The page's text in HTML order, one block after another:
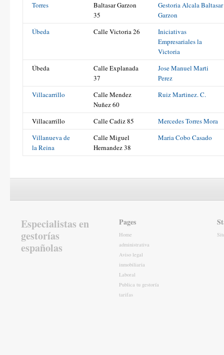
Torres
Baltasar Garzon
35
Gestoria Alcala Baltasar
Garzon
Úbeda
Calle Victoria 26
Iniciativas
Empresariales la
Victoria
Úbeda
Calle Explanada
37
Jose Manuel Marti
Perez
Villacarrillo
Calle Mendez
Nuñez 60
Ruiz Martinez. C.
Villacarrillo Calle Cadiz 85
Mercedes Torres Mora
Villanueva de
la Reina
Calle Miguel
Hernandez 38
Maria Cobo Casado
Especialistas en
gestorías
españolas
Pages
Home
administrativa
Aviso legal
inmobiliaria
Laboral
Publica tu gestoría
tarifas